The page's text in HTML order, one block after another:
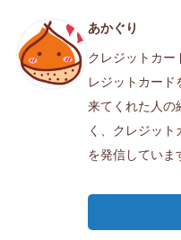
あかぐり
クレジットカー
レジットカー
来てくれた人の
く、クレジッ
を発信していま